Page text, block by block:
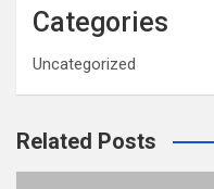
Categories
Uncategorized
Related Posts